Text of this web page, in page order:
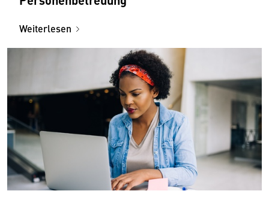
Weiterlesen